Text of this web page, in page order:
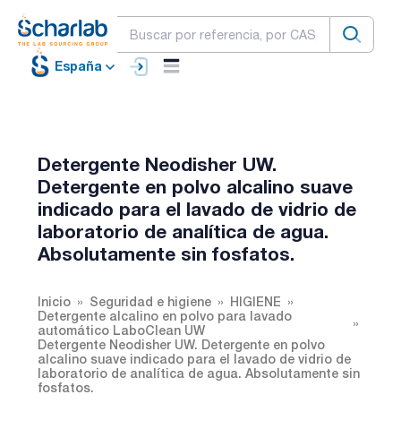
España
Detergente Neodisher UW.
Detergente en polvo alcalino suave
indicado para el lavado de vidrio de
laboratorio de analítica de agua.
Absolutamente sin fosfatos.
Inicio Seguridad e higiene
HIGIENE
Detergente alcalino en polvo para lavado
automático LaboClean UW
Detergente Neodisher UW. Detergente en polvo
alcalino suave indicado para el lavado de vidrio de
laboratorio de analítica de agua. Absolutamente sin
fosfatos.